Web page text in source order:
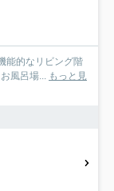
能的なリビング階
風呂場... もっと見